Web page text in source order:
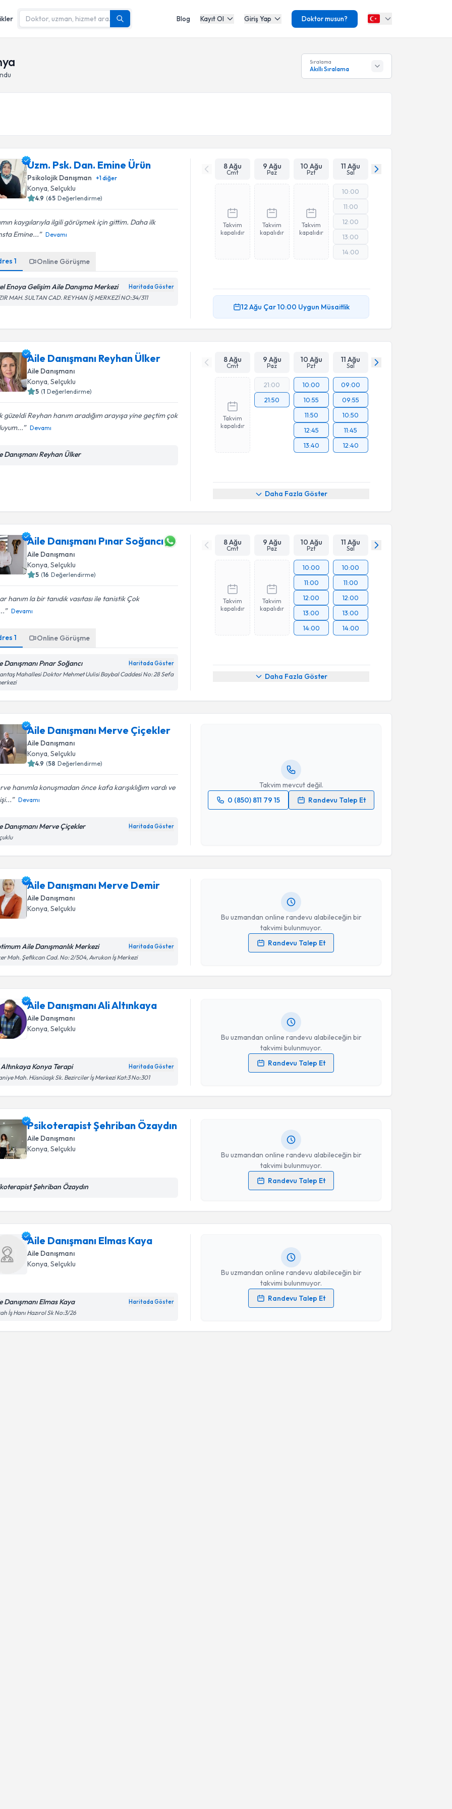
Blog Kayıt Ol Giriş Yap Doktor musun?
Sıralama
Akıllı Sıralama
Uzm. Psk. Dan. Emine Ürün
Psikolojik Danışman +1diğer
Konya,Selçuklu
4.9 (65 Değerlendirme)
kaygılarıyla ilgili görüşmek için gittim. Daha ilk
Emine...
Devamı
1 Online Görüşme
Enoya Gelişim Aile Danışma Merkezi Haritada Göster
MAH. SULTAN CAD. REYHAN İŞ MERKEZİ NO:34/311
8 Ağu
Cmt
9 Ağu
Paz
10 Ağu
Pzt
11 Ağu
Sal
Takvim
kapalıdır
Takvim
kapalıdır
Takvim
kapalıdır
10:00
11:00
12:00
13:00
14:00
12 Ağu Çar10:00 Uygun Müsaitlik
Aile Danışmanı Reyhan Ülker
Aile Danışmanı
Konya,Selçuklu
5 (1 Değerlendirme)
güzeldi Reyhan hanım aradığım arayışa yine geçtim çok
Devamı
Danışmanı Reyhan Ülker
8 Ağu
Cmt
9 Ağu
Paz
10 Ağu
Pzt
11 Ağu
Sal
Takvim
kapalıdır
21:00
21:50
10:00
10:55
11:50
12:45
13:40
09:00
09:55
10:50
11:45
12:40
Daha Fazla Göster
Aile Danışmanı Pınar Soğancı
Aile Danışmanı
Konya ,Selçuklu
5 (16 Değerlendirme)
hanım la bir tanıdık vasıtası ile tanistik Çok
Devamı
1 Online Görüşme
Danışmanı Pınar Soğancı Haritada Göster
Mahallesi Doktor Mehmet Uulisi Baybal Caddesi No: 28 Sefa
8 Ağu
Cmt
9 Ağu
Paz
10 Ağu
Pzt
11 Ağu
Sal
Takvim
kapalıdır
Takvim
kapalıdır
10:00
11:00
12:00
13:00
14:00
10:00
11:00
12:00
13:00
14:00
Daha Fazla Göster
Aile Danışmanı Merve Çiçekler
Aile Danışmanı
Konya ,Selçuklu
4.9 (58 Değerlendirme)
hanımla konuşmadan önce kafa karışıklığım vardı ve
Devamı
Danışmanı Merve Çiçekler Haritada Göster
Takvim mevcut değil.
0 (850) 811 79 15
Randevu Talep Et
Randevu Takvimi Talebi
Aile Danışmanı Merve Çiçekler
Takvim Talebini Gönder
Aile Danışmanı Merve Demir
Aile Danışmanı
Konya ,Selçuklu
Aile Danışmanlık Merkezi Haritada Göster
Mah. Şefikcan Cad. No: 2/504, Avrukon İş Merkezi
Bu uzmandan online randevu alabileceğin bir
takvimi bulunmuyor.
Randevu Talep Et
Kişisel verilerimin işlenmesine ilişkinAydınlatma Metni
Aile Danışmanı Ali Altınkaya
Aile Danışmanı
Konya ,Selçuklu
Konya Terapi Haritada Göster
Mah. Hüsnüaşk Sk. Bezirciler İş Merkezi Kat:3 No:301
Bu uzmandan online randevu alabileceğin bir
takvimi bulunmuyor.
Randevu Talep Et
Randevu Takvimi Talebi
Kişisel verilerimin işlenmesine ilişkinAydınlatma Metni
Psikoterapist Şehriban Özaydın
Aile Danışmanı
Konya ,Selçuklu
Şehriban Özaydın
Bu uzmandan online randevu alabileceğin bir
takvimi bulunmuyor.
Randevu Talep Et
Randevu Takvimi Talebi
oluşturun. Size bu uzmandan randevu almanız için bir takvim
hazırlandığında e-posta ile bilgilendireceğiz.
Kişisel verilerimin işlenmesine ilişkinAydınlatma Metni
işlenmesini kabul ediyorum.
Aile Danışmanı Elmas Kaya
Aile Danışmanı
Konya ,Selçuklu
Danışmanı Elmas Kaya Haritada Göster
İş Hanı Hazırol Sk No:3/26
Bu uzmandan online randevu alabileceğin bir
takvimi bulunmuyor.
Randevu Talep Et
Randevu Takvimi Talebi
Kişisel verilerimin işlenmesine ilişkinAydınlatma Metni